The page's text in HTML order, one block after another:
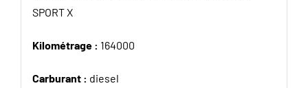
SPORT X
Kilométrage : 164000
Carburant : diesel